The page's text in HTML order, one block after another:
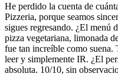
He perdido la cuenta de
Pizzeria, porque seamos
sigues regresando. ¿El menú
pizza vegetariana, limonada
fue tan increíble como suena.
leer y simplemente IR. ¿El
absoluta. 10/10, sin